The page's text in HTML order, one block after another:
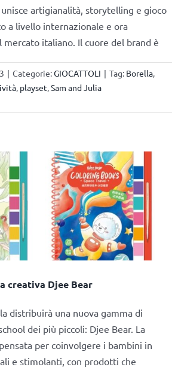
artigianalità, storytelling e gioco
a livello internazionale e ora
italiano. Il cuore del brand è
| Categorie:GIOCATTOLI | Tag: Borella
playset Sam and Julia
creativa Djee Bear
distribuirà una nuova gamma di
dei più piccoli: Djee Bear. La
per coinvolgere i bambini in
e stimolanti, con prodotti che